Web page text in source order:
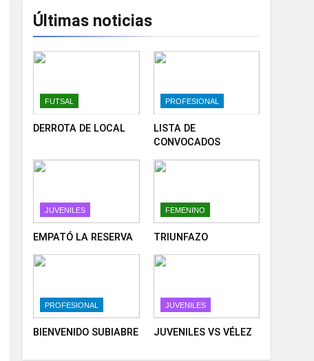
Últimas noticias
FUTSAL
DERROTA DE LOCAL
PROFESIONAL
LISTA DE
CONVOCADOS
JUVENILES
EMPATÓ LA RESERVA
FEMENINO
TRIUNFAZO
PROFESIONAL
BIENVENIDO SUBIABRE
JUVENILES
JUVENILES VS VÉLEZ